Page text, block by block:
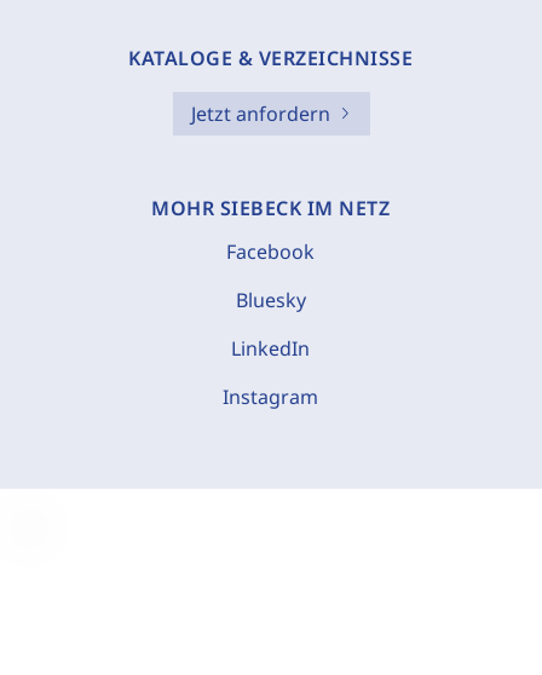
KATALOGE & VERZEICHNISSE
Jetzt anfordern
MOHR SIEBECK IM NETZ
Facebook
Bluesky
LinkedIn
Instagram